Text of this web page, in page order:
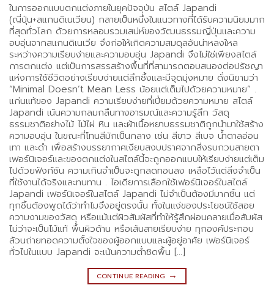
ในการออกแบบตกแต่งภายในยุคปัจจุบัน สไตล์ Japandi
(ญี่ปุ่น+สแกนดิเนเวียน) กลายเป็นหนึ่งในแนวทางที่ได้รับความนิยมมาก
ที่สุดทั่วโลก ด้วยการหลอมรวมเสน่ห์ของวัฒนธรรมญี่ปุ่นและความ
อบอุ่นจากสแกนดิเนเวีย จึงก่อให้เกิดความสมดุลอันน่าหลงใหล
ระหว่างความเรียบง่ายและความอบอุ่น Japandi จึงไม่ใช่เพียงสไตล์
การตกแต่ง แต่เป็นการสรรสร้างพื้นที่ที่สามารถตอบสนองต่อปรัชญา
แห่งการใช้ชีวิตอย่างเรียบง่ายแต่ลึกซึ้งและมีจุดมุ่งหมาย ดั่งนิยามว่า
“Minimal Doesn’t Mean Less น้อยแต่เต็มไปด้วยความหมาย” .
แก่นแท้ของ Japandi ความเรียบง่ายที่เปี่ยมด้วยความหมาย สไตล์
Japandi เน้นความกลมกลืนทางอารมณ์และความรู้สึก วัสดุ
ธรรมชาติอย่างไม้ ไม้ไผ่ หิน และผ้าเนื้อหยาบธรรมชาติถูกนำมาใช้สร้าง
ความอบอุ่น ในขณะที่โทนสีมักเป็นกลาง เช่น สีขาว สีเบจ น้ำตาลอ่อน
เทา และดำ เพื่อสร้างบรรยากาศเงียบสงบปราศจากสิ่งรบกวนสายตา
เฟอร์นิเจอร์และของตกแต่งในสไตล์นี้จะถูกออกแบบให้เรียบง่ายแต่เต็ม
ไปด้วยฟังก์ชัน ความเกินจำเป็นจะถูกลดทอนลง เหลือไว้แต่สิ่งจำเป็น
ที่ใช้งานได้จริงและทนทาน . ไอเดียการเลือกใช้เฟอร์นิเจอร์ในสไตล์
Japandi เฟอร์นิเจอร์ในสไตล์ Japandi ไม่จำเป็นต้องมีมากชิ้น แต่
ทุกชิ้นต้องพูดได้ว่าทำไมจึงอยู่ตรงนั้น ทั้งในแง่ของประโยชน์ใช้สอย
ความงามของวัสดุ หรือแม้แต่ผิวสัมผัสที่ทำให้รู้สึกผ่อนคลายเมื่อสัมผัส
ไม่ว่าจะเป็นไม้แท้ พื้นผิวด้าน หรือเส้นสายเรียบง่าย ทุกองค์ประกอบ
ล้วนถ่ายทอดความตั้งใจของผู้ออกแบบและผู้อยู่อาศัย เฟอร์นิเจอร์
ทั่วไปในแบบ Japandi จะเน้นความต่ำชิดพื้น […]
CONTINUE READING →